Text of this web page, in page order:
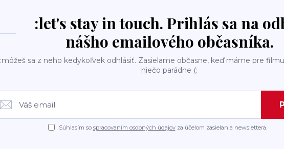
:let's stay in touch. Prihlás sa na
nášho emailového občasníka.
:môžeš sa z neho kedykoľvek odhlásiť. Zasielame občasne, keď máme pre
niečo parádne (:
Súhlasím so spracovaním osobných údajovza účelom zasielania newslettera.